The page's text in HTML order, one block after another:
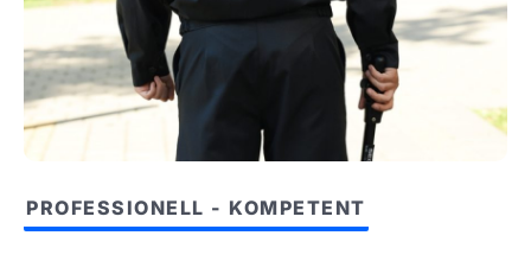
PROFESSIONELL - KOMPETENT